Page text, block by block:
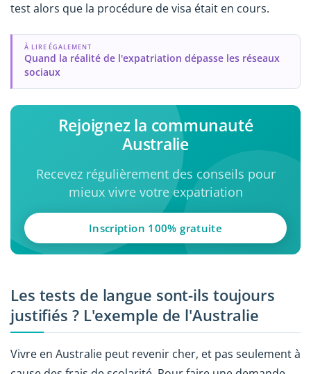
test alors que la procédure de visa était en cours.
À LIRE ÉGALEMENT
Quand la réalité de l'expatriation dépasse les réseaux
sociaux
Rejoignez la communauté
Australie
Recevez régulièrement des conseils pour
mieux vivre votre expatriation
Inscription 100% gratuite
Les tests de langue sont-ils toujours
justifiés ? L'exemple de l'Australie
Vivre en Australie peut revenir cher, et pas seulement à